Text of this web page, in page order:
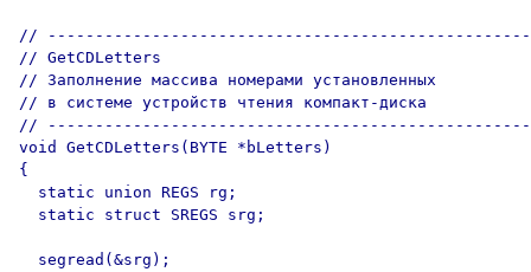
// ---------------------------------------------------
// GetCDLetters
// Заполнение массива номерами установленных
// в системе устройств чтения компакт-диска
// ---------------------------------------------------
void GetCDLetters(BYTE *bLetters)
{
  static union REGS rg;
  static struct SREGS srg;
  segread(&srg);